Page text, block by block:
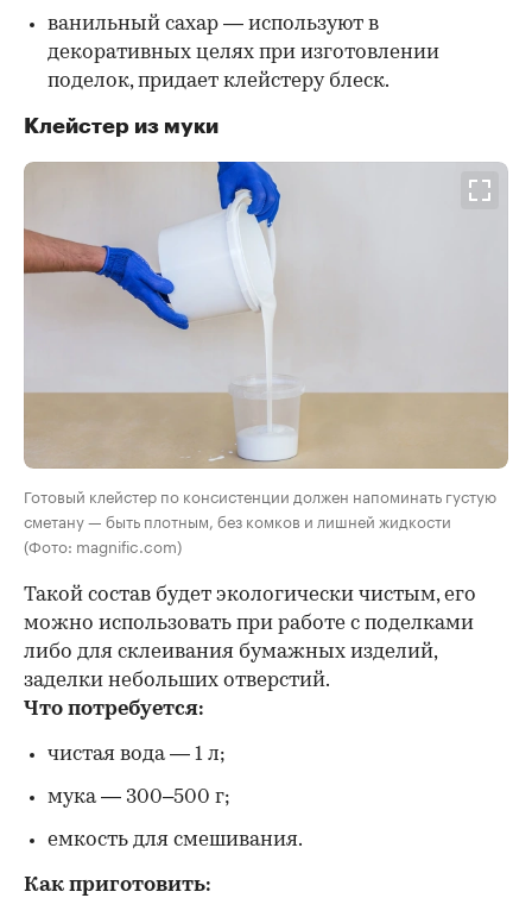
ванильный сахар — используют в
декоративных целях при изготовлении
поделок, придает клейстеру блеск.
Клейстер из муки
Готовый клейстер по консистенции должен напоминать густую
сметану — быть плотным, без комков и лишней жидкости
(Фото: magnific.com)
Такой состав будет экологически чистым, его
можно использовать при работе с поделками
либо для склеивания бумажных изделий,
заделки небольших отверстий.
Что потребуется:
чистая вода — 1 л;
мука — 300–500 г;
емкость для смешивания.
Как приготовить: